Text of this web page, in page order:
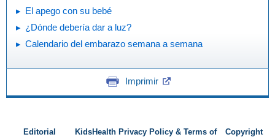
El apego con su bebé
¿Dónde debería dar a luz?
Calendario del embarazo semana a semana
Imprimir
Editorial KidsHealth Privacy Policy & Terms of Copyright